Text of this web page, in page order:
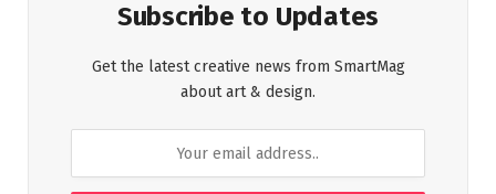
Subscribe to Updates
Get the latest creative news from SmartMag
about art & design.